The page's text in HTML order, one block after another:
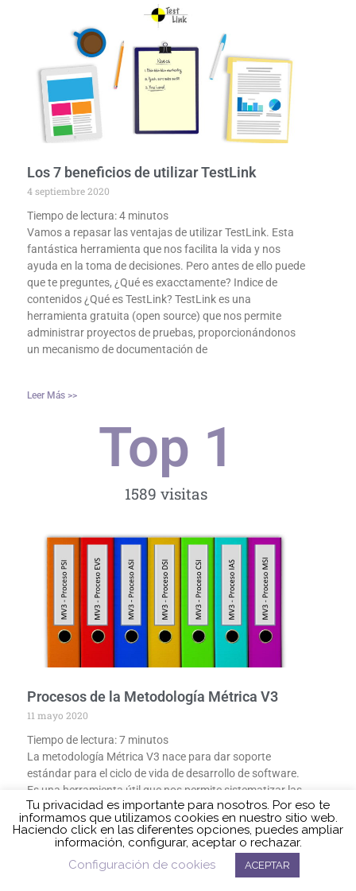
Los 7 beneficios de utilizar TestLink
4 septiembre 2020
Tiempo de lectura:4 minutos
Vamos a repasar las ventajas de utilizar TestLink. Esta
fantástica herramienta que nos facilita la vida y nos
ayuda en la toma de decisiones. Pero antes de ello puede
que te preguntes, ¿Qué es exacctamente? Indice de
contenidos ¿Qué es TestLink? TestLink es una
herramienta gratuita (open source) que nos permite
administrar proyectos de pruebas, proporcionándonos
un mecanismo de documentación de
Leer Más >>
1589 visitas
Top 1
Procesos de la Metodología Métrica V3
11 mayo 2020
Tiempo de lectura:7 minutos
La metodología Métrica V3 nace para dar soporte
estándar para el ciclo de vida de desarrollo de software.
Es una herramienta útil que nos permite sistematizar las
actividades a realizar y los productos a elaborar,
independientemente del método de gestión de proyectos
que tenga nuestra empresa u organización. Métrica V3
está formada por un conjunto de procesos, interfaces,
Política de cookies